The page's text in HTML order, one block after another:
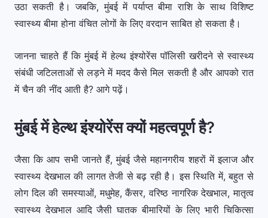
उठा सकती है। जबकि, मुंबई में पर्याप्त बीमा राशि के साथ विशिष्ट
स्वास्थ्य बीमा होना वंचित लोगों के लिए वरदान साबित हो सकता है।
जानना चाहते हैं कि मुंबई में हेल्थ इंश्योरेंस पॉलिसी खरीदने से स्वास्थ्य
संबंधी जटिलताओं से लड़ने में मदद कैसे मिल सकती है और आपको रात
में चैन की नींद आती है? आगे पढ़ें।
मुंबई में हेल्थ इंश्योरेंस क्यों महत्वपूर्ण है?
जैसा कि आप सभी जानते हैं, मुंबई जैसे महानगरीय शहरों में इलाज और
स्वास्थ्य देखभाल की लागत तेजी से बढ़ रही है। इस स्थिति में, बहुत से
लोग दिल की समस्याओं, मधुमेह, कैंसर, वरिष्ठ नागरिक देखभाल, मातृत्व
स्वास्थ्य देखभाल आदि जैसी घातक बीमारियों के लिए भारी चिकित्सा